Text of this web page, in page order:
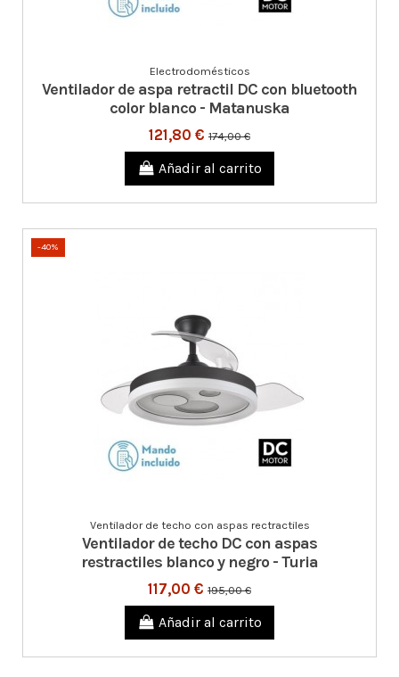
Electrodomésticos
Ventilador de aspa retractil DC con bluetooth
color blanco - Matanuska
121,80 € 174,00 €
Añadir al carrito
-40%
Ventilador de techo con aspas rectractiles
Ventilador de techo DC con aspas
restractiles blanco y negro - Turia
117,00 € 195,00 €
Añadir al carrito